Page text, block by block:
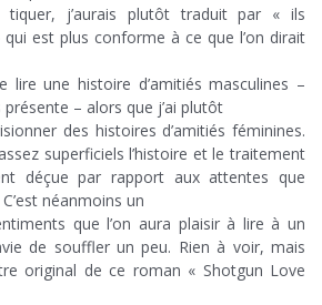
tiquer, j’aurais plutôt traduit par « ils
est plus conforme à ce que l’on dirait
lire une histoire d’amitiés masculines –
– alors que j’ai plutôt
des histoires d’amitiés féminines.
superficiels l’histoire et le traitement
déçue par rapport aux attentes que
néanmoins un
que l’on aura plaisir à lire à un
de souffler un peu. Rien à voir, mais
original de ce roman « Shotgun Love